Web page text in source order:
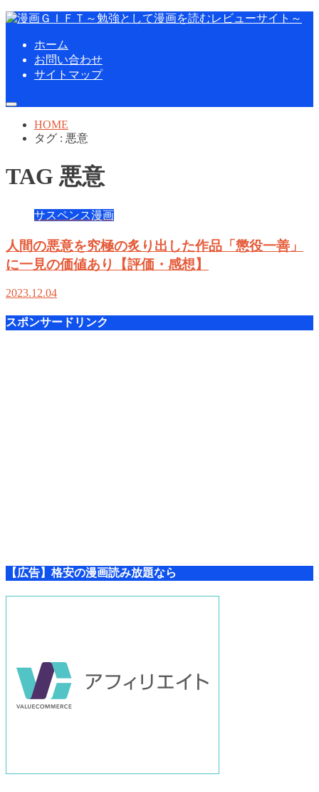
ホーム
お問い合わせ
サイトマップ
HOME
タグ : 悪意
TAG 悪意
サスペンス漫画
人間の悪意を究極の炙り出した作品「懲役一善」
に一見の価値あり【評価・感想】
2023.12.04
スポンサードリンク
【広告】格安の漫画読み放題なら